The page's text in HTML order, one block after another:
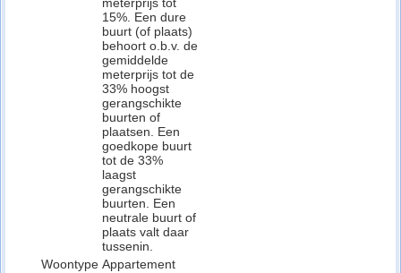
15%. Een dure
buurt (of plaats)
behoort o.b.v. de
gemiddelde
meterprijs tot de
33% hoogst
gerangschikte
buurten of
plaatsen. Een
goedkope buurt
tot de 33%
laagst
gerangschikte
buurten. Een
neutrale buurt of
plaats valt daar
tussenin.
Woontype Appartement